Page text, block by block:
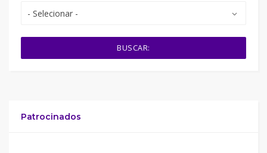
- Selecionar -
BUSCAR:
Patrocinados